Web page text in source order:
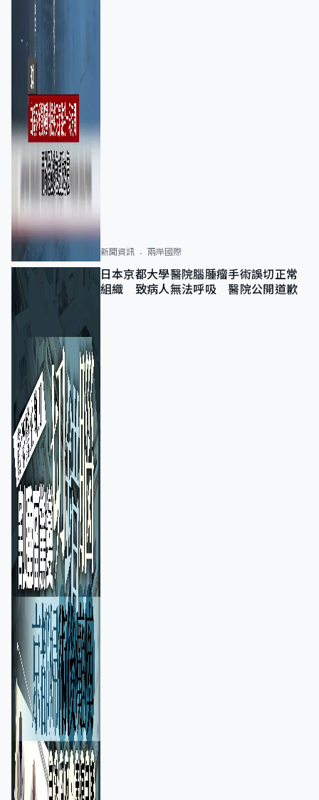
新聞資訊 兩岸國際
日本京都大學醫院腦腫瘤手術誤切正常
組織 致病人無法呼吸 醫院公開道歉